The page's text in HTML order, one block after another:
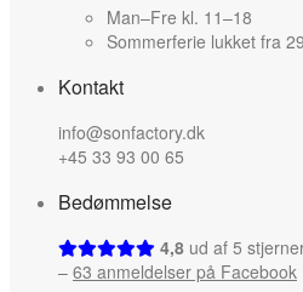
product
page
Man–Fre kl. 11–18
Sommerferie lukket fra
Kontakt
info@sonfactory.dk
+45 33 93 00 65
Bedømmelse
4,8 ud af 5
– 63 anmeldelser på Facebook